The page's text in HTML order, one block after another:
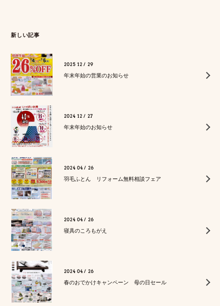
新しい記事
2025 12 / 29
年末年始の営業のお知らせ
2024 12 / 27
年末年始のお知らせ
2024 04 / 26
羽毛ふとん リフォーム無料相談フェア
2024 04 / 26
寝具のころもがえ
2024 04 / 26
春のおでかけキャンペーン 母の日セール